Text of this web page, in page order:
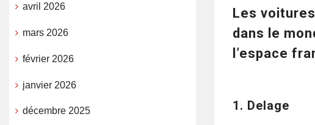
Les
dans le
l’espace
1. Delage
avril 2026
mars 2026
février 2026
janvier 2026
décembre 2025